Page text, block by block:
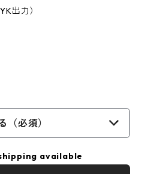
出力）
（必須）
available